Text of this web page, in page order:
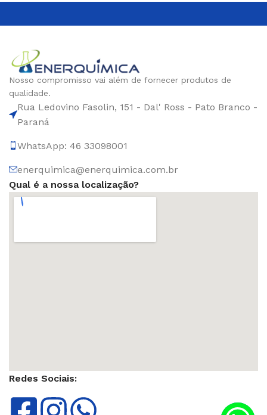
Nosso compromisso vai além de fornecer produtos de
qualidade.
Rua Ledovino Fasolin, 151 - Dal' Ross - Pato Branco -
Paraná
WhatsApp: 46 33098001
enerquimica@enerquimica.com.br
Qual é a nossa localização?
Redes Sociais: